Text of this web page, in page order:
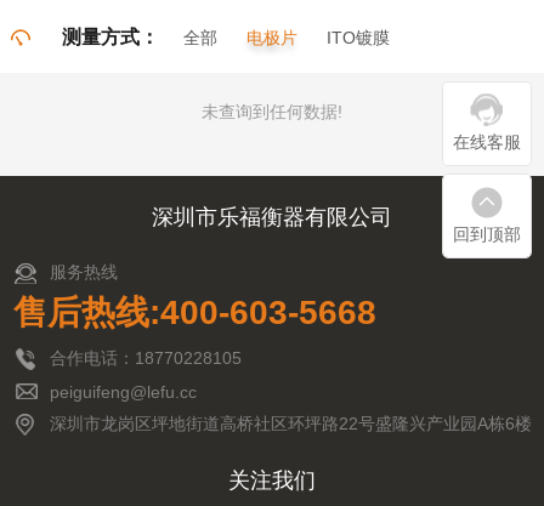
在线客服
回到顶部
测量方式： 全部 电极片 ITO镀膜
未查询到任何数据!
深圳市乐福衡器有限公司
服务热线
售后热线:400-603-5668
合作电话：18770228105
peiguifeng@lefu.cc
深圳市龙岗区坪地街道高桥社区环坪路22号盛隆兴产业园A栋6楼
关注我们